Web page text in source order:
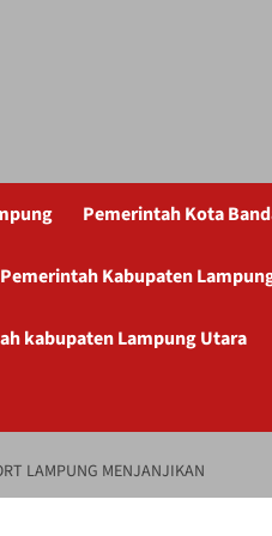
Pemerintah Kota
Pemerintah Kabupaten
kabupaten Lampung Utara
LAMPUNG MENJANJIKAN